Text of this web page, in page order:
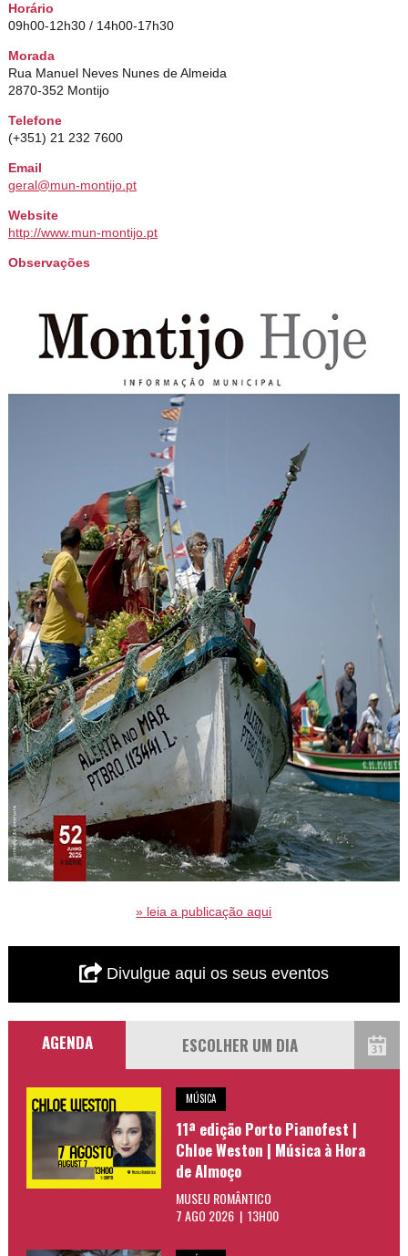
Horário
09h00-12h30 / 14h00-17h30
Morada
Rua Manuel Neves Nunes de Almeida
2870-352 Montijo
Telefone
(+351) 21 232 7600
Email
geral@mun-montijo.pt
Website
http://www.mun-montijo.pt
Observações
» leia a publicação aqui
Divulgue aqui os seus eventos
AGENDA
MÚSICA
11ª edição Porto Pianofest |
Chloe Weston | Música à Hora
de Almoço
MUSEU ROMÂNTICO
7 AGO 2026 | 13H00